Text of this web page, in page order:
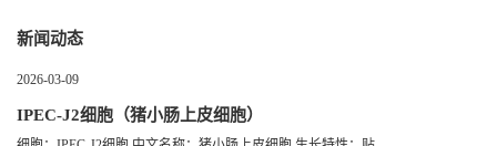
新闻动态
2026-03-09
IPEC-J2细胞（猪小肠上皮细胞）